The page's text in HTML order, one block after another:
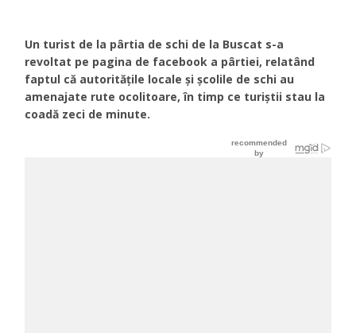
Un turist de la pârtia de schi de la Buscat s-a
revoltat pe pagina de facebook a pârtiei, relatând
faptul că autoritățile locale și școlile de schi au
amenajate rute ocolitoare, în timp ce turiștii stau la
coadă zeci de minute.